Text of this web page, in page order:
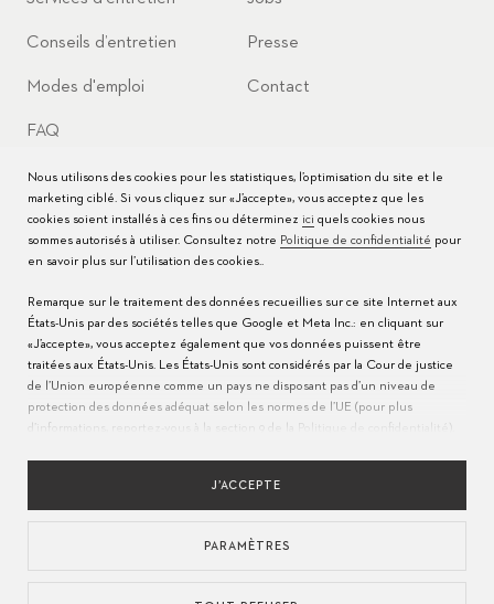
Conseils d’entretien
Modes d'emploi
FAQ
Centres de service
Presse
Contact
LANGUE
UTILISATION DES COOKIES
Nous utilisons des cookies pour les statistiques, l’optimisation du site et le
marketing ciblé. Si vous cliquez sur «J’accepte», vous acceptez que les
cookies soient installés à ces fins ou déterminez ici quels cookies nous
sommes autorisés à utiliser. Consultez notre Politique de confidentialité pour
en savoir plus sur l’utilisation des cookies..
Remarque sur le traitement des données recueillies sur ce site Internet aux
États-Unis par des sociétés telles que Google et Meta Inc.: en cliquant sur
«J’accepte», vous acceptez également que vos données puissent être
traitées aux États-Unis. Les États-Unis sont considérés par la Cour de justice
de l’Union européenne comme un pays ne disposant pas d’un niveau de
protection des données adéquat selon les normes de l’UE (pour plus
d’informations, reportez-vous à la section 9 de la
J’ACCEPTE
PARAMÈTRES